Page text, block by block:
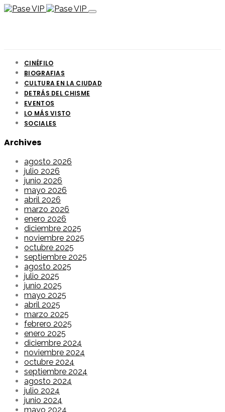
CINÉFILO
BIOGRAFIAS
CULTURA EN LA CIUDAD
DETRÁS DEL CHISME
EVENTOS
LO MÁS VISTO
SOCIALES
Archives
agosto 2026
julio 2026
junio 2026
mayo 2026
abril 2026
marzo 2026
enero 2026
diciembre 2025
noviembre 2025
octubre 2025
septiembre 2025
agosto 2025
julio 2025
junio 2025
mayo 2025
abril 2025
marzo 2025
febrero 2025
enero 2025
diciembre 2024
noviembre 2024
octubre 2024
septiembre 2024
agosto 2024
julio 2024
junio 2024
mayo 2024